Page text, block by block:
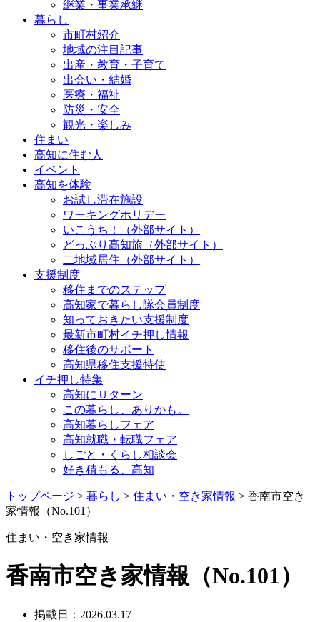
継業・事業承継
暮らし
市町村紹介
地域の注目記事
出産・教育・子育て
出会い・結婚
医療・福祉
防災・安全
観光・楽しみ
住まい
高知に住む人
イベント
高知を体験
お試し滞在施設
ワーキングホリデー
いこうち！（外部サイト）
どっぷり高知旅（外部サイト）
二地域居住（外部サイト）
支援制度
移住までのステップ
高知家で暮らし隊会員制度
知っておきたい支援制度
最新市町村イチ押し情報
移住後のサポート
高知県移住支援特使
イチ押し特集
高知にＵターン
この暮らし、ありかも。
高知暮らしフェア
高知就職・転職フェア
しごと・くらし相談会
好き積もる、高知
トップページ > 暮らし > 住まい・空き家情報 > 香南市空き
家情報（No.101）
住まい・空き家情報
香南市空き家情報（No.101）
掲載日：2026.03.17